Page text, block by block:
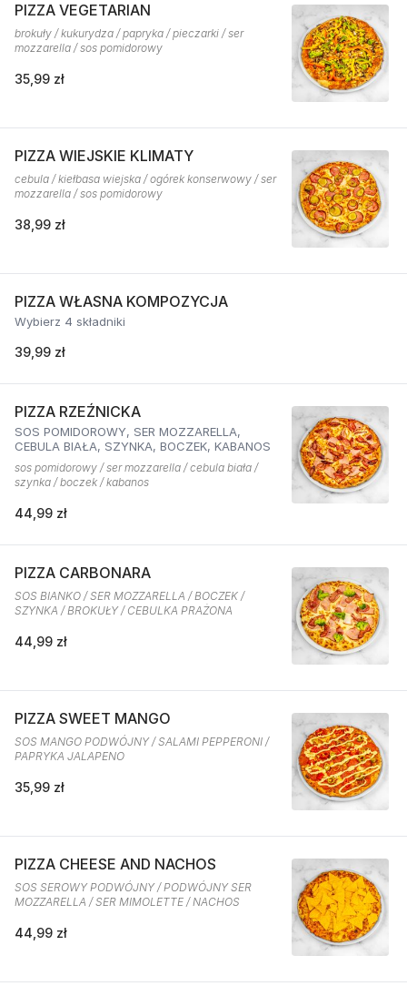
PIZZA VEGETARIAN
brokuły / kukurydza / papryka / pieczarki / ser
mozzarella / sos pomidorowy
35,99 zł
PIZZA WIEJSKIE KLIMATY
cebula / kiełbasa wiejska / ogórek konserwowy / ser
mozzarella / sos pomidorowy
38,99 zł
PIZZA WŁASNA KOMPOZYCJA
Wybierz 4 składniki
39,99 zł
PIZZA RZEŹNICKA
SOS POMIDOROWY, SER MOZZARELLA,
CEBULA BIAŁA, SZYNKA, BOCZEK, KABANOS
sos pomidorowy / ser mozzarella / cebula biała /
szynka / boczek / kabanos
44,99 zł
PIZZA CARBONARA
SOS BIANKO / SER MOZZARELLA / BOCZEK /
SZYNKA / BROKUŁY / CEBULKA PRAŻONA
44,99 zł
PIZZA SWEET MANGO
SOS MANGO PODWÓJNY / SALAMI PEPPERONI /
PAPRYKA JALAPENO
35,99 zł
PIZZA CHEESE AND NACHOS
SOS SEROWY PODWÓJNY / PODWÓJNY SER
MOZZARELLA / SER MIMOLETTE / NACHOS
44,99 zł